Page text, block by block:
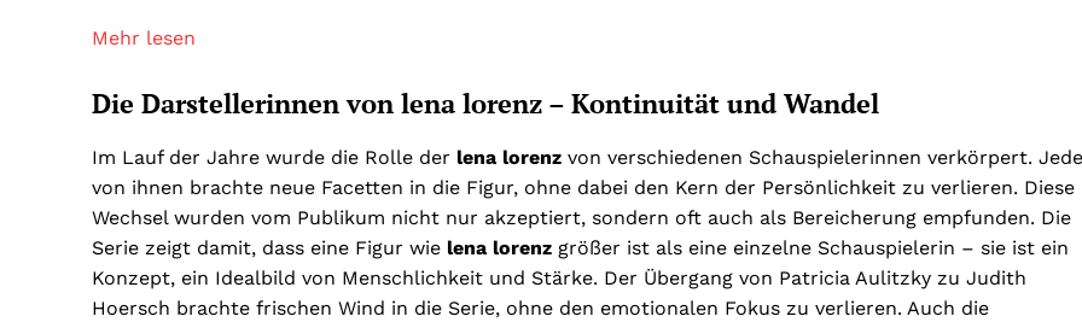
Mehr lesen
Die Darstellerinnen von lena lorenz – Kontinuität und Wandel
Im Lauf der Jahre wurde die Rolle der lena lorenz von verschiedenen Schauspielerinnen verkörpert. Jede
von ihnen brachte neue Facetten in die Figur, ohne dabei den Kern der Persönlichkeit zu verlieren. Diese
Wechsel wurden vom Publikum nicht nur akzeptiert, sondern oft auch als Bereicherung empfunden. Die
Serie zeigt damit, dass eine Figur wie lena lorenz größer ist als eine einzelne Schauspielerin – sie ist ein
Konzept, ein Idealbild von Menschlichkeit und Stärke. Der Übergang von Patricia Aulitzky zu Judith
Hoersch brachte frischen Wind in die Serie, ohne den emotionalen Fokus zu verlieren. Auch die